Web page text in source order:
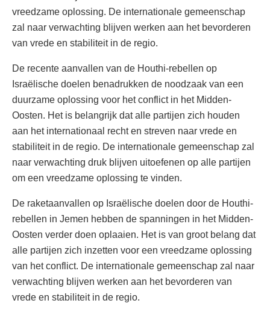
vreedzame oplossing. De internationale gemeenschap
zal naar verwachting blijven werken aan het bevorderen
van vrede en stabiliteit in de regio.
De recente aanvallen van de Houthi-rebellen op
Israëlische doelen benadrukken de noodzaak van een
duurzame oplossing voor het conflict in het Midden-
Oosten. Het is belangrijk dat alle partijen zich houden
aan het internationaal recht en streven naar vrede en
stabiliteit in de regio. De internationale gemeenschap zal
naar verwachting druk blijven uitoefenen op alle partijen
om een vreedzame oplossing te vinden.
De raketaanvallen op Israëlische doelen door de Houthi-
rebellen in Jemen hebben de spanningen in het Midden-
Oosten verder doen oplaaien. Het is van groot belang dat
alle partijen zich inzetten voor een vreedzame oplossing
van het conflict. De internationale gemeenschap zal naar
verwachting blijven werken aan het bevorderen van
vrede en stabiliteit in de regio.